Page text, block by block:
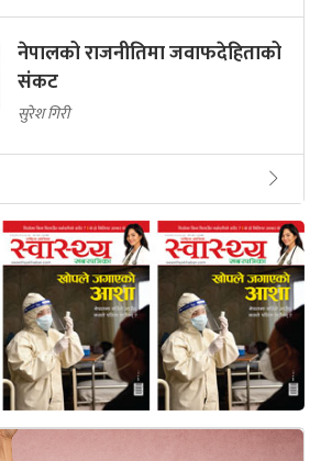
नेपालको राजनीतिमा जवाफदेहिताको
संकट
सुरेश गिरी